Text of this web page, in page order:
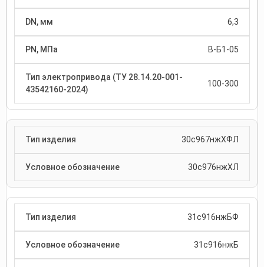
6,3
В-Б1-05
100-300
30с967нжХФЛ
30с976нжХЛ
31с916нжБФ
31с916нжБ